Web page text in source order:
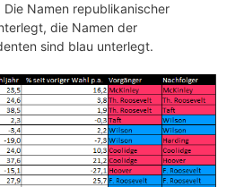
Die Namen republikanischer
die Namen der
sind blau unterlegt.